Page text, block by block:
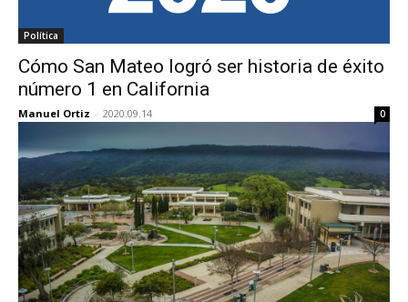
Política
Cómo San Mateo logró ser historia de éxito
número 1 en California
Manuel Ortiz - 2020.09.14 0